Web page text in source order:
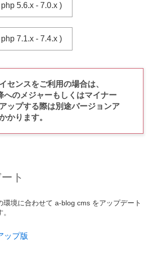
5.6.x - 7.0.x )
7.1.x - 7.4.x )
センスをご利用の場合は、
へのメジャーもしくはマイナー
ップする際は別途バージョンア
かります。
ト
環境に合わせて a-blog cms をアップデート
ップ版